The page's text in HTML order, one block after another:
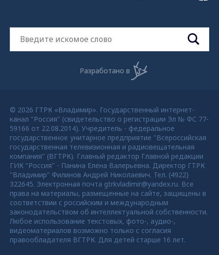
Разработано в
© 2026 ГТРК «Владимир». Государственный интернет-
канал "Россия" (свидетельство о регистрации Эл № ФС 77-
59166 от 22.08.2014). Учредитель - федеральное
государственное унитарное предприятие "Всероссийская
государственная телевизионная и радиовещательная
компания" (ВГТРК). Главный редактор Главной редакции
ГИК "Россия" - Панина Елена Валерьевна. Директор ГТРК
"Владимир" Филинов Андрей Николаевич. Тел. (4922)
322645. Электронная почта gtrkvladimir@yandex.ru. Все
права на материалы, размещенные на сайте, защищены в
соответствии с российским и международным
законодательством об интеллектуальной собственности.
Любое использование текстовых, фото-, аудио-,
видеоматериалов возможно только с согласия
правообладателя ВГТРК. Для детей старше 16 лет.